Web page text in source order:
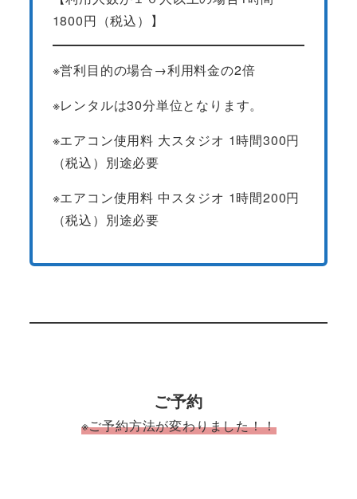
1800円（税込）】
※営利目的の場合→利用料金の2倍
※レンタルは30分単位となります。
※エアコン使用料 大スタジオ 1時間300円
（税込）別途必要
※エアコン使用料 中スタジオ 1時間200円
（税込）別途必要
ご予約
※ご予約方法が変わりました！！